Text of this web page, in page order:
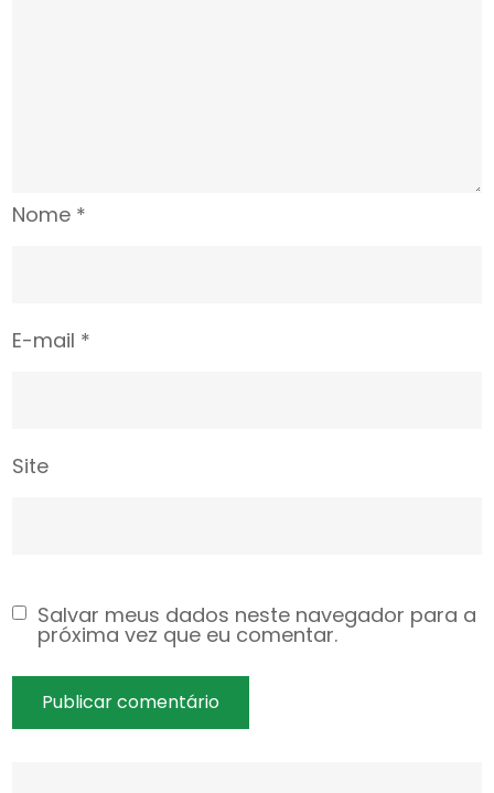
Nome *
E-mail *
Site
Salvar meus dados neste navegador para a
próxima vez que eu comentar.